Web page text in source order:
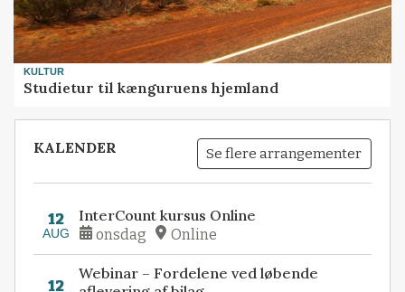
KULTUR
Studietur til kænguruens hjemland
KALENDER Se flere arrangementer
12
AUG
InterCount kursus Online
onsdag Online
12
Webinar – Fordelene ved løbende